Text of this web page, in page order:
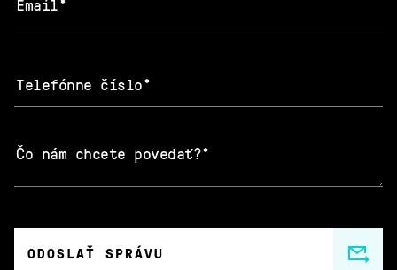
ODOSLAŤ SPRÁVU